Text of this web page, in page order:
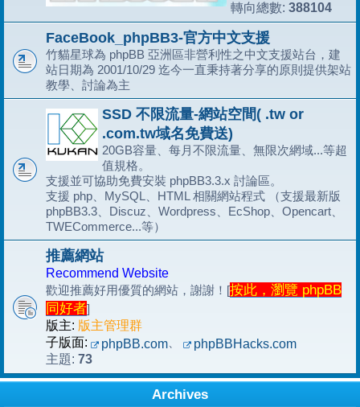
轉向總數: 388104
FaceBook_phpBB3-官方中文支援
竹貓星球為 phpBB 亞洲區非營利性之中文支援站台，建
站日期為 2001/10/29 迄今一直秉持著分享的原則提供架站
教學、討論為主
SSD 不限流量-網站空間( .tw or
.com.tw域名免費送)
20GB容量、每月不限流量、無限次網域...等超
值規格。
支援並可協助免費安裝 phpBB3.3.x 討論區。
支援 php、MySQL、HTML 相關網站程式 （支援最新版
phpBB3.3、Discuz、Wordpress、EcShop、Opencart、
TWECommerce...等）
推薦網站
Recommend Website
歡迎推薦好用優質的網站，謝謝！[按此，瀏覽 phpBB
同好者]
版主: 版主管理群
子版面:
phpBB.com、
phpBBHacks.com
主題: 73
Archives